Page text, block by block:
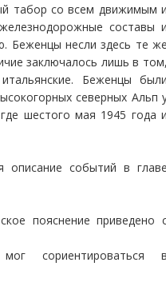
табор со всем движимым
составы
Беженцы несли здесь те
заключалось лишь в
Беженцы
северных Альп
шестого мая 1945 года
описание событий в
пояснение приведено
сориентироваться